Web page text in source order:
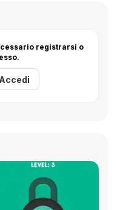
registrarsi o
Accedi